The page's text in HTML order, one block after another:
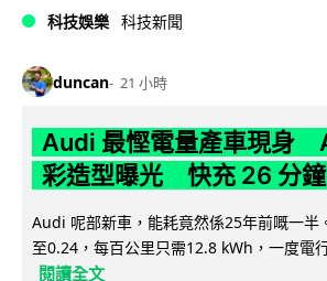
科技娛樂 科技新聞
duncan 21 小時
Audi 最慳電量產車現身
彩造型曝光 快充 26 分
Audi 呢部新車，能耗竟然係25年前嘅一
至0.24，每百公里只需12.8 kWh，一度電
閱讀全文